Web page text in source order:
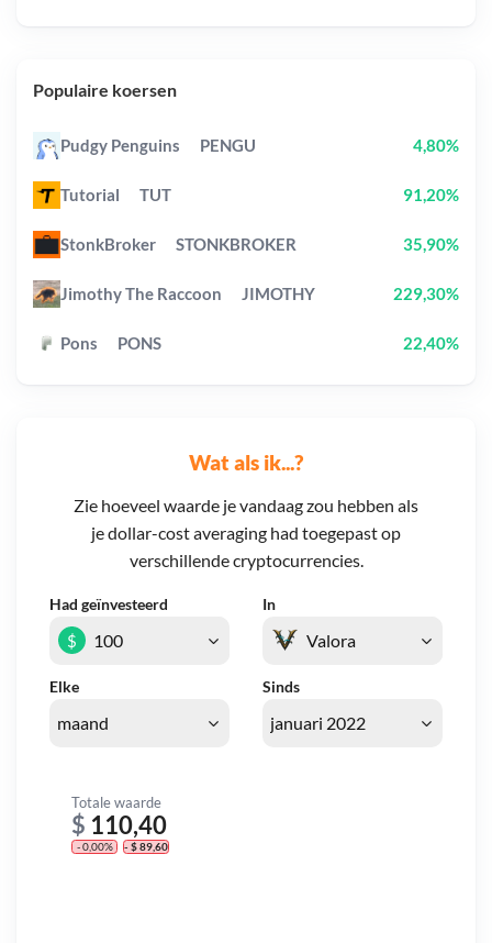
Wat als ik...?
Zie hoeveel waarde je vandaag zou hebben als
je dollar-cost averaging had toegepast op
verschillende cryptocurrencies.
Had geïnvesteerd In
Elke Sinds
$
Totale waarde
$ 110,40
- 0,00% - $ 89,60
Populaire koersen
Pudgy Penguins PENGU 4,80%
Tutorial TUT 91,20%
StonkBroker STONKBROKER 35,90%
Jimothy The Raccoon JIMOTHY 229,30%
Pons PONS 22,40%